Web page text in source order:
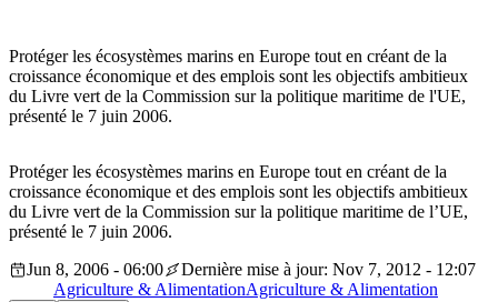
Protéger les écosystèmes marins en Europe tout en créant de la
croissance économique et des emplois sont les objectifs ambitieux
du Livre vert de la Commission sur la politique maritime de l'UE,
présenté le 7 juin 2006.
Protéger les écosystèmes marins en Europe tout en créant de la
croissance économique et des emplois sont les objectifs ambitieux
du Livre vert de la Commission sur la politique maritime de l’UE,
présenté le 7 juin 2006.
Jun 8, 2006 - 06:00
Dernière mise à jour: Nov 7, 2012 - 12:07
Agriculture & AlimentationAgriculture & Alimentation